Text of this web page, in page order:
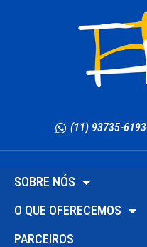
(11) 93735-6193
SOBRE NÓS
O QUE OFERECEMOS
PARCEIROS